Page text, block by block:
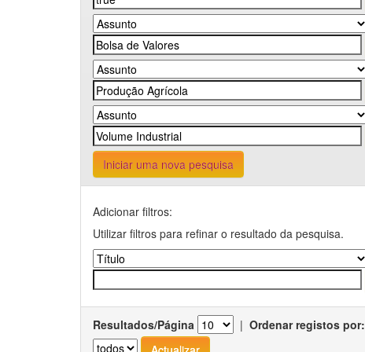
Iniciar uma nova pesquisa
Adicionar filtros:
Utilizar filtros para refinar o resultado da pesquisa.
Resultados/Página | Ordenar registos por: